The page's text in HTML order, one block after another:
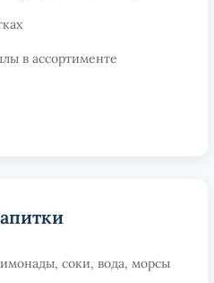
в ассортименте
соки, вода, морсы